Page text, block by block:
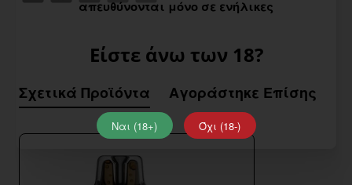
απευθύνονται μόνο σε ενήλικες
Είστε άνω των 18?
Ναι (18+) Όχι (18-)
Σχετικά Προϊόντα Αγοράστηκε Επίσης